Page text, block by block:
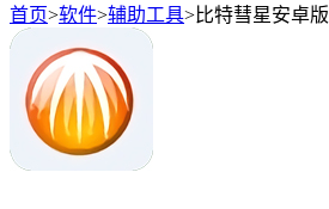
首页>软件>辅助工具>比特彗星安卓版